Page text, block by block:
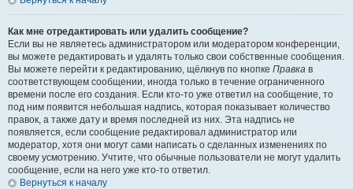
Как мне отредактировать или удалить сообщение?
Если вы не являетесь администратором или модератором конференции,
вы можете редактировать и удалять только свои собственные сообщения.
Вы можете перейти к редактированию, щёлкнув по кнопке Правка в
соответствующем сообщении, иногда только в течение ограниченного
времени после его создания. Если кто-то уже ответил на сообщение, то
под ним появится небольшая надпись, которая показывает количество
правок, а также дату и время последней из них. Эта надпись не
появляется, если сообщение редактировал администратор или
модератор, хотя они могут сами написать о сделанных изменениях по
своему усмотрению. Учтите, что обычные пользователи не могут удалить
сообщение, если на него уже кто-то ответил.
Вернуться к началу